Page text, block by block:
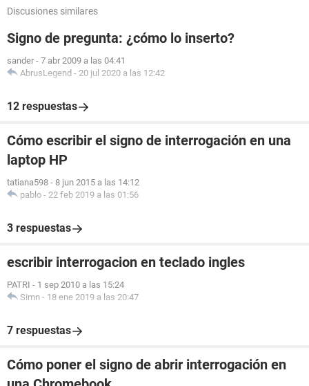
Discusiones similares
Signo de pregunta: ¿cómo lo inserto?
sander - 7 abr 2009 a las 04:41
AbrusLegend - 20 jul 2020 a las 12:42
12 respuestas
Cómo escribir el signo de interrogación en una
laptop HP
tatiana598 - 8 jun 2015 a las 14:12
pablo - 22 feb 2019 a las 01:56
3 respuestas
escribir interrogacion en teclado ingles
PATRI - 1 sep 2010 a las 15:24
Simn - 18 ene 2019 a las 20:47
7 respuestas
Cómo poner el signo de abrir interrogación en